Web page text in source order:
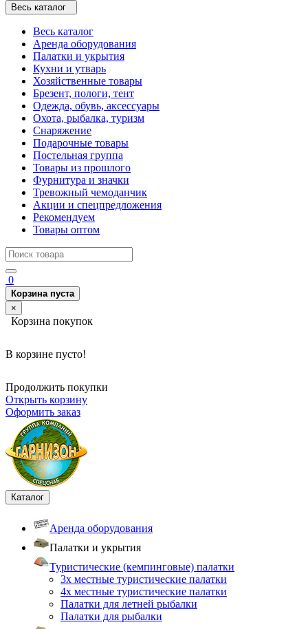
Весь каталог
Весь каталог
Аренда оборудования
Палатки и укрытия
Кухни и утварь
Хозяйственные товары
Брезент, пологи, тент
Одежда, обувь, аксессуары
Охота, рыбалка, туризм
Снаряжение
Подарочные товары
Постельная группа
Товары из прошлого
Фурнитура и значки
Тревожный чемоданчик
Акции и спецпредложения
Рекомендуем
Товары оптом
0
Корзина пуста
×
Корзина покупок
В корзине пусто!
Продолжить покупки
Открыть корзину
Оформить заказ
Каталог
Аренда оборудования
Палатки и укрытия
Туристические (кемпинговые) палатки
3х местные туристические палатки
4х местные туристические палатки
Палатки для летней рыбалки
Палатки для рыбалки